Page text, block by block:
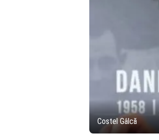
Costel Gâlcă